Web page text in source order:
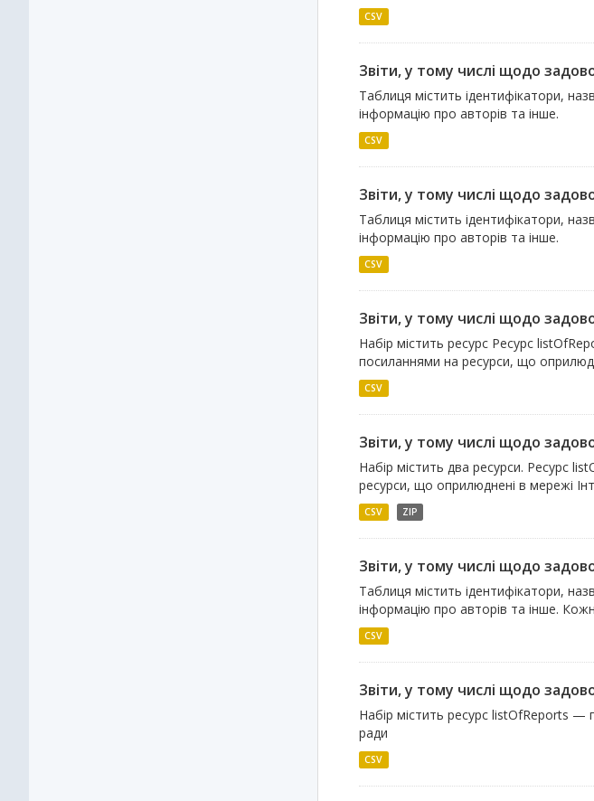
CSV
Звіти, у тому числі щодо
Таблиця містить ідентифікатори,
інформацію про авторів та інше.
CSV
Звіти, у тому числі щодо
Таблиця містить ідентифікатори,
інформацію про авторів та інше.
CSV
Звіти, у тому числі щодо
Набір містить ресурс Ресурс
посиланнями на ресурси, що
CSV
Звіти, у тому числі щодо
Набір містить два ресурси. Ресурс
ресурси, що оприлюднені в мережі
CSV ZIP
Звіти, у тому числі щодо
Таблиця містить ідентифікатори,
інформацію про авторів та інше.
CSV
Звіти, у тому числі щодо
Набір містить ресурс listOfReports —
ради
CSV